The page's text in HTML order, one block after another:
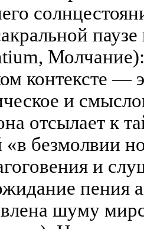
контексте —
и
отсылает к
безмолвии
и
пения
шуму